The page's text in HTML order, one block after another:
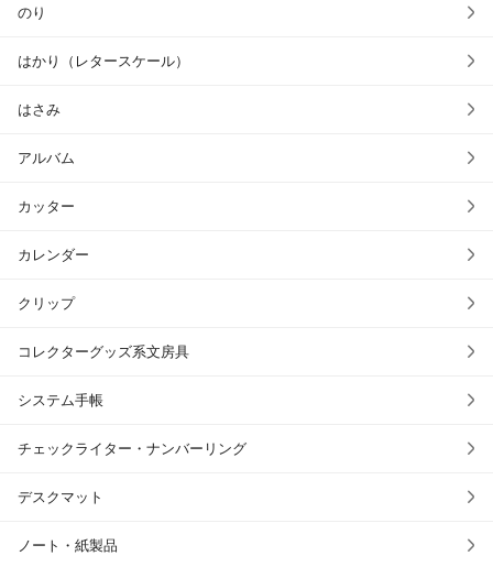
のり
はかり（レタースケール）
はさみ
アルバム
カッター
カレンダー
クリップ
コレクターグッズ系文房具
システム手帳
チェックライター・ナンバーリング
デスクマット
ノート・紙製品